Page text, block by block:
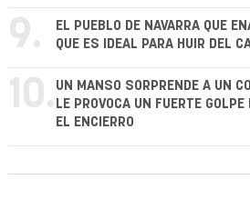
9.
EL PUEBLO DE NAVARRA QUE
QUE ES IDEAL PARA HUIR DEL
10. UN MANSO SORPRENDE A UN
LE PROVOCA UN FUERTE
EL ENCIERRO